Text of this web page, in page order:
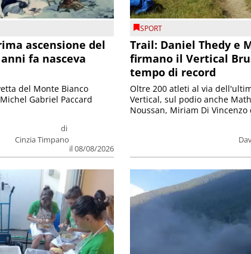
ascensione del
fa nasceva
di
Cinzia Timpano
il 08/08/2026
del Monte Bianco
Gabriel Paccard
SPORT
Trail: Daniel Thedy e
firmano il Vertical
tempo di record
Oltre 200 atleti al via
Vertical, sul podio anche
Noussan, Miriam Di